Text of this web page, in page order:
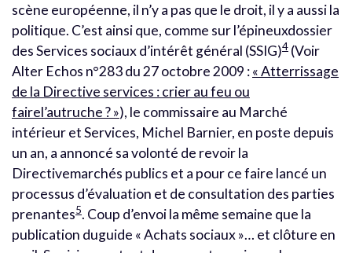
scène européenne, il n’y a pas que le droit, il y a aussi la
politique. C’est ainsi que, comme sur l’épineuxdossier
des Services sociaux d’intérêt général (SSIG)4 (Voir
Alter Echos n°283 du 27 octobre 2009 :« Atterrissage
de la Directive services : crier au feu ou
fairel’autruche ? »), le commissaire au Marché
intérieur et Services, Michel Barnier, en poste depuis
un an, a annoncé sa volonté de revoir la
Directivemarchés publics et a pour ce faire lancé un
processus d’évaluation et de consultation des parties
prenantes5. Coup d’envoi la même semaine que la
publication duguide « Achats sociaux »… et clôture en